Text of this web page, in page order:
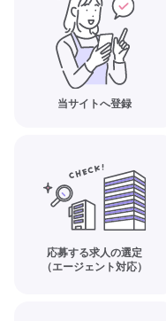
当サイトへ登録
応募する求人の選定
（エージェント対応）